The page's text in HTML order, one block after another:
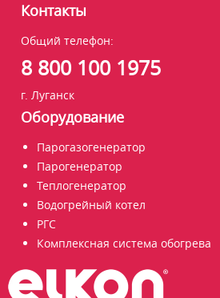
Контакты
Общий телефон:
8 800 100 1975
г. Луганск
Оборудование
Парогазогенератор
Парогенератор
Теплогенератор
Водогрейный котел
РГС
Комплексная система обогрева